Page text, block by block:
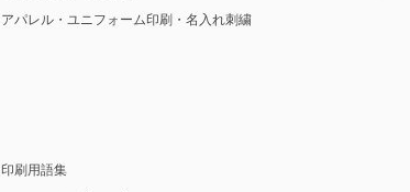
アパレル・ユニフォーム印刷・名入れ刺繍
印刷用語集